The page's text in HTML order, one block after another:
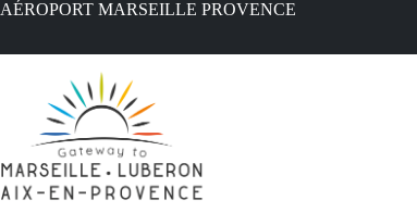
Passer
AÉROPORT MARSEILLE PROVENCE